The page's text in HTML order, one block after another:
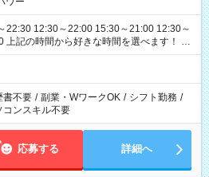
22:30 12:30～22:00 15:30～21:00 12:30～
※
能性があります
書不要 / 副業・WワークOK / シフト勤務 /
コンスキル不要
応募する 詳細へ